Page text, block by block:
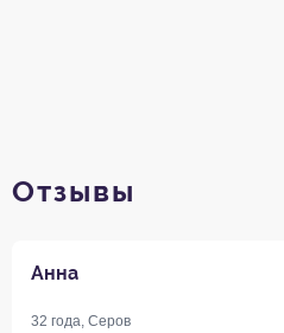
Отзывы
Анна
32 года, Серов